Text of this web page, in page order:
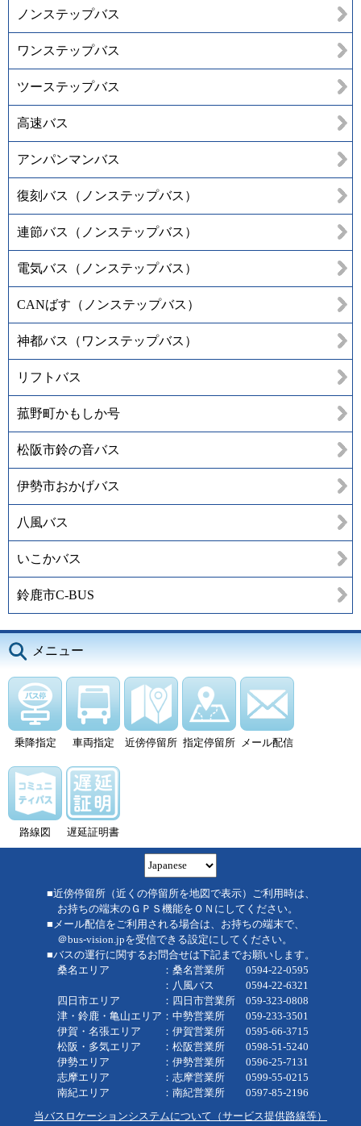
ノンステップバス
ワンステップバス
ツーステップバス
高速バス
アンパンマンバス
復刻バス（ノンステップバス）
連節バス（ノンステップバス）
電気バス（ノンステップバス）
CANばす（ノンステップバス）
神都バス（ワンステップバス）
リフトバス
菰野町かもしか号
松阪市鈴の音バス
伊勢市おかげバス
八風バス
いこかバス
鈴鹿市C-BUS
メニュー
乗降指定 車両指定 近傍停留所 指定停留所 メール配信
路線図 遅延証明書
■近傍停留所（近くの停留所を地図で表示）ご利用時は、
お持ちの端末のＧＰＳ機能をＯＮにしてください。
■メール配信をご利用される場合は、お持ちの端末で、
＠bus-vision.jpを受信できる設定にしてください。
■バスの運行に関するお問合せは下記までお願いします。
桑名エリア ：桑名営業所 0594-22-0595
：八風バス 0594-22-6321
四日市エリア ：四日市営業所 059-323-0808
津・鈴鹿・亀山エリア：中勢営業所 059-233-3501
伊賀・名張エリア ：伊賀営業所 0595-66-3715
松阪・多気エリア ：松阪営業所 0598-51-5240
伊勢エリア ：伊勢営業所 0596-25-7131
志摩エリア ：志摩営業所 0599-55-0215
南紀エリア ：南紀営業所 0597-85-2196
当バスロケーションシステムについて（サービス提供路線等）